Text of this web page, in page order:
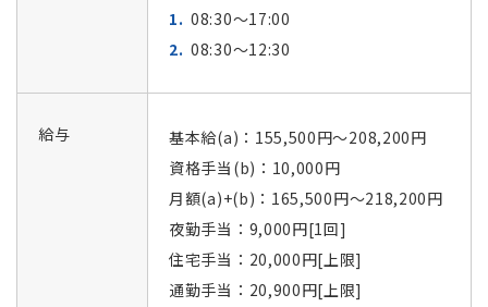
08:30～17:00
08:30～12:30
給与
基本給(a)：155,500円～208,200円
資格手当(b)：10,000円
月額(a)+(b)：165,500円～218,200円
夜勤手当：9,000円[1回]
住宅手当：20,000円[上限]
通勤手当：20,900円[上限]